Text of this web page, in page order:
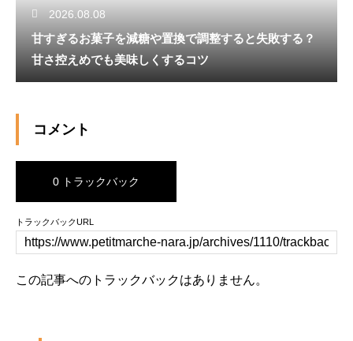
2026.08.08
甘すぎるお菓子を減糖や置換で調整すると失敗する？
甘さ控えめでも美味しくするコツ
コメント
0 トラックバック
トラックバックURL
この記事へのトラックバックはありません。